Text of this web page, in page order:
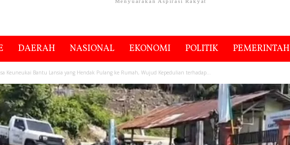
DAERAH NASIONAL EKONOMI POLITIK PEMERINTAH
Keuneukai Bantu Lansia yang Hendak Pulang ke Rumah, Wujud Kepedulian terhadap...